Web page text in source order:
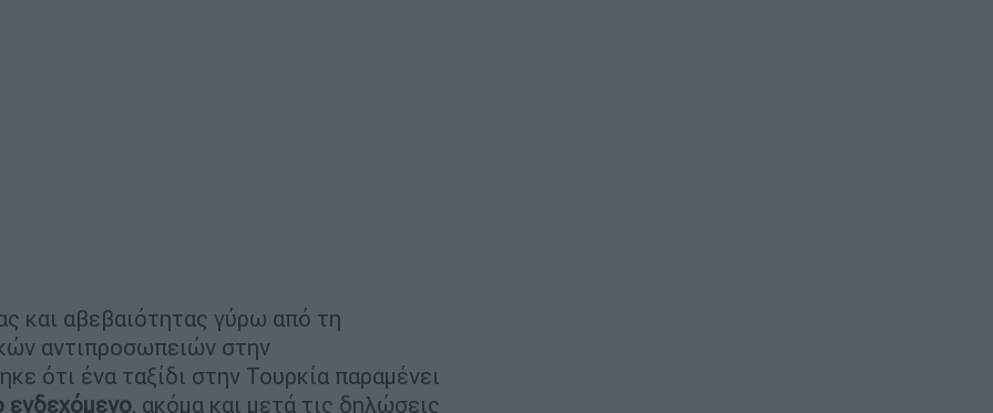
και αβεβαιότητας γύρω από τη
αντιπροσωπειών στην
ότι ένα ταξίδι στην Τουρκία παραμένει
ενδεχόμενο, ακόμα και μετά τις δηλώσεις